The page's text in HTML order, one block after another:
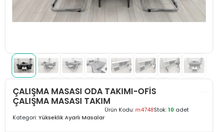
ÇALIŞMA MASASI ODA TAKIMI-OFİS
ÇALIŞMA MASASI TAKIM
Kategori:Yükseklik Ayarlı Masalar
Ürün Kodu: m4748Stok: 10 adet